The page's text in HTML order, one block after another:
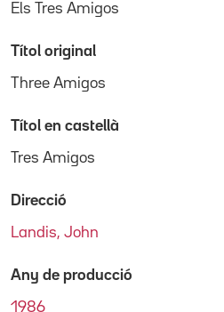
Els Tres Amigos
Títol original
Three Amigos
Títol en castellà
Tres Amigos
Direcció
Landis, John
Any de producció
1986